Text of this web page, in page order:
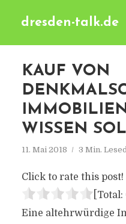
dresden-talk.de
KAUF VON
WISSEN
11. Mai 2018 3 Min.
Click to rate this post!
[Total:
Eine altehrwürdige